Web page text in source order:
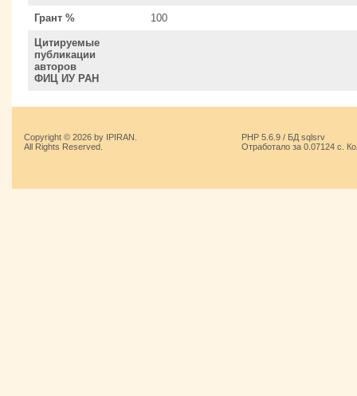
Грант % 100
Цитируемые
публикации
авторов
ФИЦ ИУ РАН
Copyright © 2026 by IPIRAN.
All Rights Reserved.
PHP 5.6.9 / БД sqlsrv
Отработало за 0.07124 с.